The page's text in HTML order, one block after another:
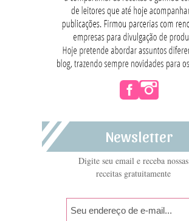
Newsletter
Digite seu email e receba nossas
receitas gratuitamente